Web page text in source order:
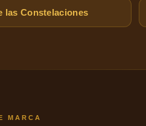
las Constelaciones
MARCA